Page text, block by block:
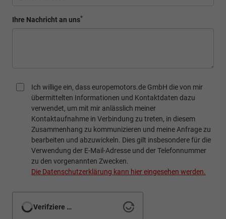
Ihre Nachricht an uns*
Ich willige ein, dass europemotors.de GmbH die von mir
übermittelten Informationen und Kontaktdaten dazu
verwendet, um mit mir anlässlich meiner
Kontaktaufnahme in Verbindung zu treten, in diesem
Zusammenhang zu kommunizieren und meine Anfrage zu
bearbeiten und abzuwickeln. Dies gilt insbesondere für die
Verwendung der E-Mail-Adresse und der Telefonnummer
zu den vorgenannten Zwecken.
Die Datenschutzerklärung kann hier eingesehen werden.
Verifziere …